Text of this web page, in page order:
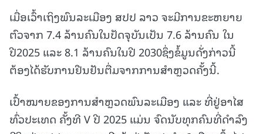
ເມື່ອເວົ້າເຖິງພົນລະເມືອງ ສປປ ລາວ ຈະມີການຂະຫຍາຍ
ຕົວຈາກ 7.4 ລ້ານຄົນໃນປັດຈຸບັນເປັນ 7.6 ລ້ານຄົນ ໃນ
ປີ2025 ແລະ 8.1 ລ້ານຄົນໃນປີ 2030ຊຶ່ງຂໍ້ມູນດັ່ງກ່າວນີ້
ຕ້ອງໄດ້ຮັບການຢືນຢັນຕື່ມຈາກການສໍາຫຼວດຄັ້ງນີ້.
ເປົ້າໝາຍຂອງການສໍາຫຼວດພົນລະເມືອງ ແລະ ທີ່ຢູ່ອາໄສ
ທົ່ວປະເທດ ຄັ້ງທີ V ປີ 2025 ແມ່ນ ຈົດນັບທຸກຄົນທີ່ດຳລົງ